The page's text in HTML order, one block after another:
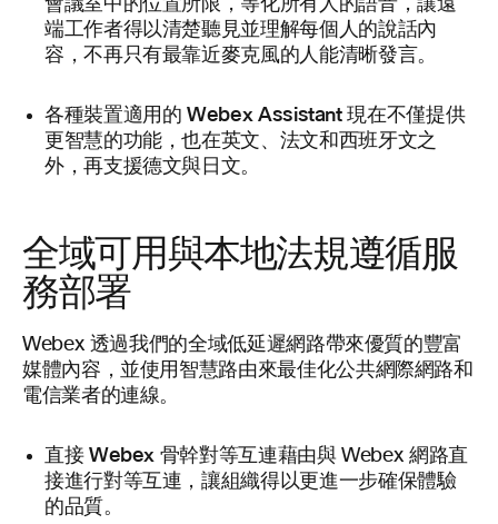
會議室中的位置所限，等化所有人的語音，讓遠
端工作者得以清楚聽見並理解每個人的說話內
容，不再只有最靠近麥克風的人能清晰發言。
各種裝置適用的Webex Assistant現在不僅提供
更智慧的功能，也在英文、法文和西班牙文之
外，再支援德文與日文。
全域可用與本地法規遵循服
務部署
Webex 透過我們的全域低延遲網路帶來優質的豐富
媒體內容，並使用智慧路由來最佳化公共網際網路和
電信業者的連線。
直接 Webex 骨幹對等互連藉由與 Webex 網路直
接進行對等互連，讓組織得以更進一步確保體驗
的品質。